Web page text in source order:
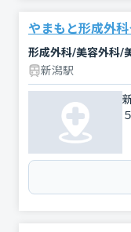
やまもと形成外
形成外科/美容外科/
新潟駅